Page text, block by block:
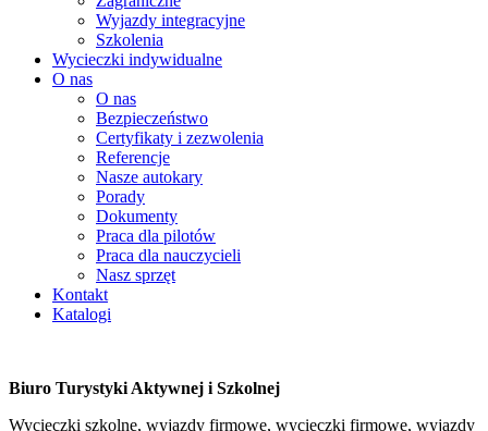
Wyjazdy integracyjne
Szkolenia
Wycieczki indywidualne
O nas
O nas
Bezpieczeństwo
Certyfikaty i zezwolenia
Referencje
Nasze autokary
Porady
Dokumenty
Praca dla pilotów
Praca dla nauczycieli
Nasz sprzęt
Kontakt
Katalogi
Biuro Turystyki Aktywnej i Szkolnej
Wycieczki szkolne, wyjazdy firmowe, wycieczki firmowe, wyjazdy